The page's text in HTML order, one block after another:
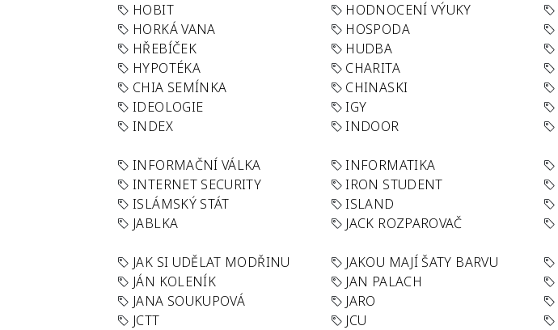
HOBIT
HODNOCENÍ VÝUKY
HORKÁ VANA
HOSPODA
HŘEBÍČEK
HUDBA
HYPOTÉKA
CHARITA
CHIA SEMÍNKA
CHINASKI
IDEOLOGIE
IGY
INDEX
INDOOR
INFORMAČNÍ VÁLKA
INFORMATIKA
INTERNET SECURITY
IRON STUDENT
ISLÁMSKÝ STÁT
ISLAND
JABLKA
JACK ROZPAROVAČ
JAK SI UDĚLAT MODŘINU
JAKOU MAJÍ ŠATY BARVU
JÁN KOLENÍK
JAN PALACH
JANA SOUKUPOVÁ
JARO
JCTT
JCU